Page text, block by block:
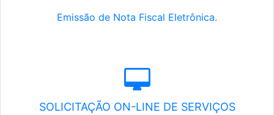
Emissão de Nota Fiscal Eletrônica.
SOLICITAÇÃO ON-LINE DE SERVIÇOS